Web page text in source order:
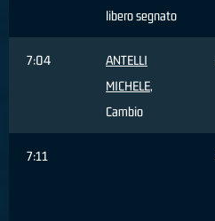
libero segnato
7:04
ANTELLI
MICHELE,
Cambio
7:11